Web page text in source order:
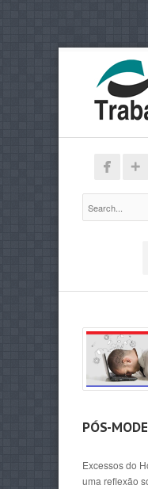
PÓS-
Excessos do
uma reflexão